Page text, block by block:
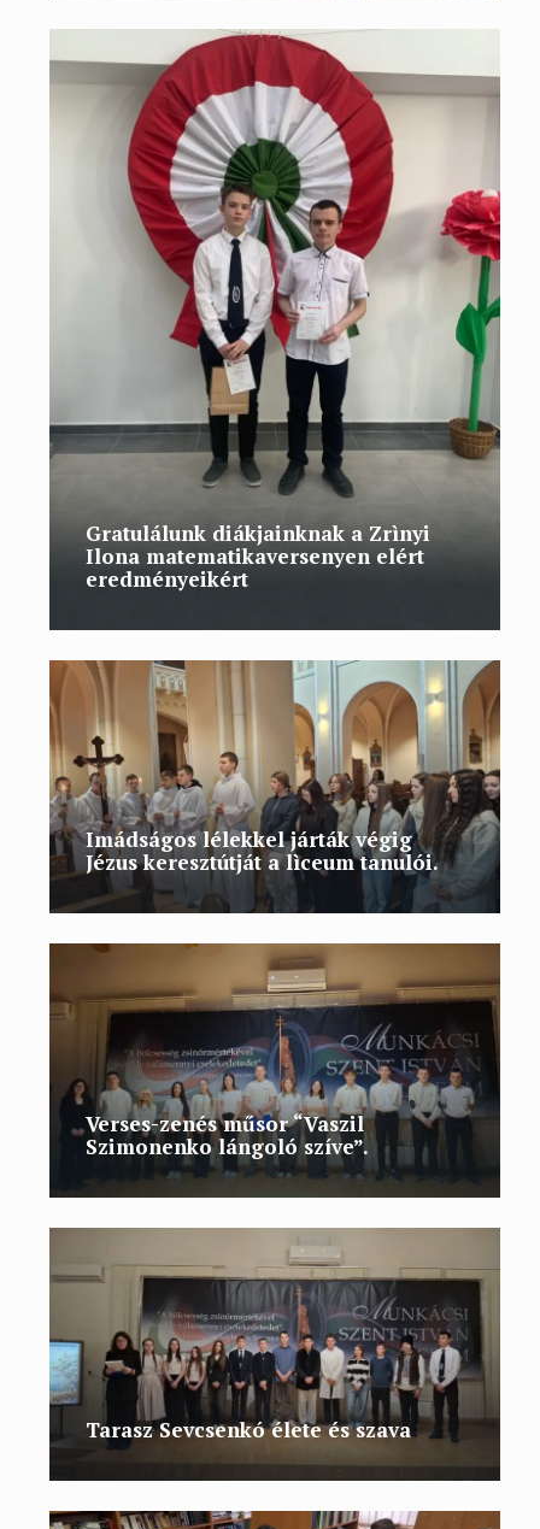
Gratulálunk diákjainknak a Zrìnyi
Ilona matematikaversenyen elért
eredményeikért
Imádságos lélekkel járták végig
Jézus keresztútját a lìceum tanulói.
Verses-zenés műsor “Vaszil
Szimonenko lángoló szíve”.
Tarasz Sevcsenkó élete és szava